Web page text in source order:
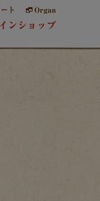
ート Organ
ンショップ